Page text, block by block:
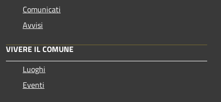
Comunicati
Avvisi
VIVERE IL COMUNE
Luoghi
Eventi